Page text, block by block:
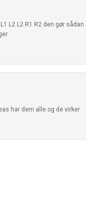
L2 L2 R1 R2 den gør
har dem alle og de virker